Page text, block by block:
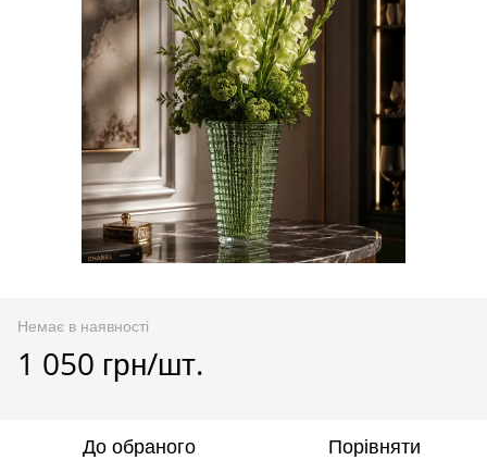
Немає в наявності
1 050 грн/шт.
До обраного Порівняти